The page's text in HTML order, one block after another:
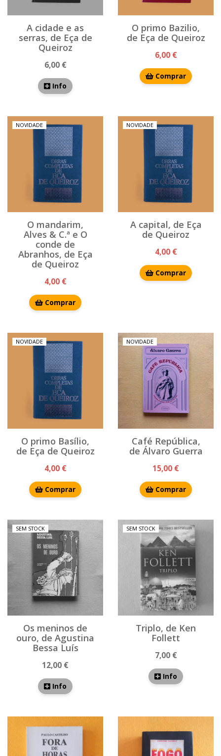
A cidade e as
serras, de Eça de
Queiroz
6,00 €
Info
O primo Bazilio,
de Eça de Queiroz
6,00 €
Comprar
NOVIDADE
O mandarim,
Alves & C.ª e O
conde de
Abranhos, de Eça
de Queiroz
4,00 €
Comprar
NOVIDADE
A capital, de Eça
de Queiroz
4,00 €
Comprar
NOVIDADE
O primo Basílio,
de Eça de Queiroz
4,00 €
Comprar
NOVIDADE
Café República,
de Álvaro Guerra
15,00 €
Comprar
SEM STOCK
Os meninos de
ouro, de Agustina
Bessa Luís
12,00 €
Info
SEM STOCK
Triplo, de Ken
Follett
7,00 €
Info